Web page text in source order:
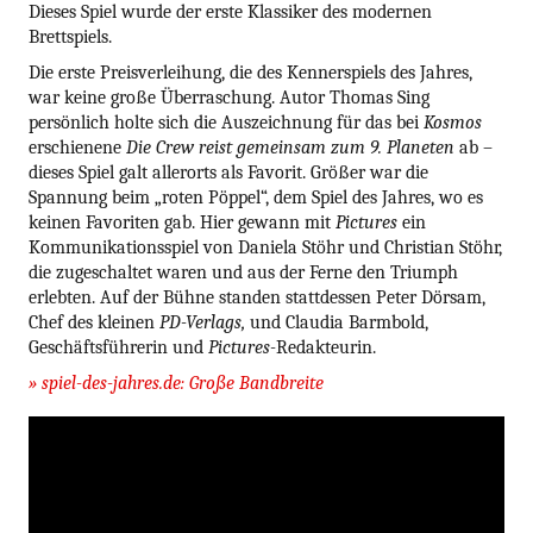
Dieses Spiel wurde der erste Klassiker des modernen
Brettspiels.
Die erste Preisverleihung, die des Kennerspiels des Jahres,
war keine große Überraschung. Autor Thomas Sing
persönlich holte sich die Auszeichnung für das bei Kosmos
erschienene Die Crew reist gemeinsam zum 9. Planeten ab –
dieses Spiel galt allerorts als Favorit. Größer war die
Spannung beim „roten Pöppel“, dem Spiel des Jahres, wo es
keinen Favoriten gab. Hier gewann mit Pictures ein
Kommunikationsspiel von Daniela Stöhr und Christian Stöhr,
die zugeschaltet waren und aus der Ferne den Triumph
erlebten. Auf der Bühne standen stattdessen Peter Dörsam,
Chef des kleinen PD-Verlags, und Claudia Barmbold,
Geschäftsführerin und Pictures-Redakteurin.
» spiel-des-jahres.de: Große Bandbreite